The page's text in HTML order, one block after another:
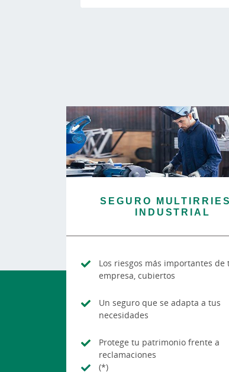
SEGURO
INDUSTRIAL
Los riesgos más importantes de
empresa, cubiertos
Un seguro que se adapta a tus
necesidades
Protege tu patrimonio frente a
reclamaciones
(*)